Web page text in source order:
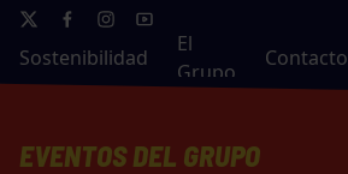
Sostenibilidad
El
Grupo
Contacto
EVENTOS DEL GRUPO